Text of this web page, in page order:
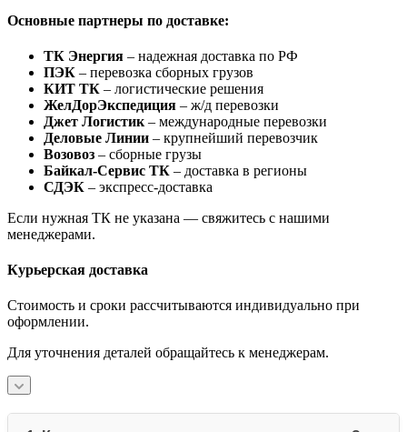
Основные партнеры по доставке:
ТК Энергия – надежная доставка по РФ
ПЭК – перевозка сборных грузов
КИТ ТК – логистические решения
ЖелДорЭкспедиция – ж/д перевозки
Джет Логистик – международные перевозки
Деловые Линии – крупнейший перевозчик
Возовоз – сборные грузы
Байкал-Сервис ТК – доставка в регионы
СДЭК – экспресс-доставка
Если нужная ТК не указана — свяжитесь с нашими
менеджерами.
Курьерская доставка
Стоимость и сроки рассчитываются индивидуально при
оформлении.
Для уточнения деталей обращайтесь к менеджерам.